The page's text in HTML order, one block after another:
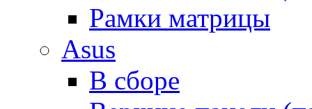
Рамки матрицы
Asus
В сборе